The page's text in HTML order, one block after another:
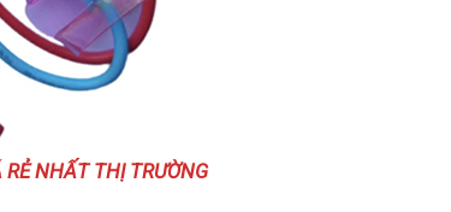
RẺ NHẤT THỊ TRƯỜNG